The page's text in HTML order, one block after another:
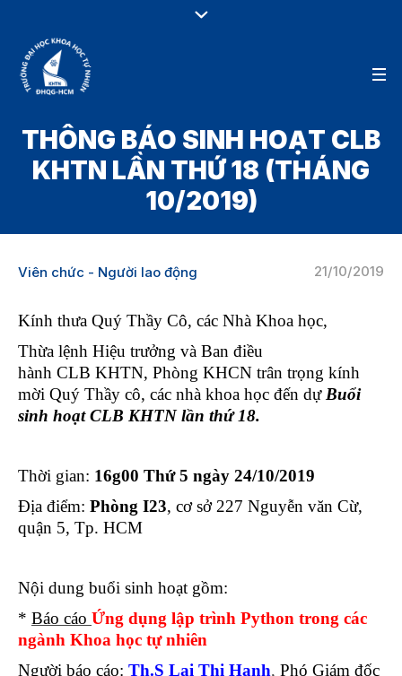
THÔNG BÁO SINH HOẠT CLB
KHTN LẦN THỨ 18 (THÁNG
10/2019)
21/10/2019
Viên chức - Người lao động
Kính thưa Quý Thầy Cô, các Nhà Khoa học,
Thừa lệnh Hiệu trưởng và Ban điều
hành CLB KHTN, Phòng KHCN trân trọng kính
mời Quý Thầy cô, các nhà khoa học đến dự Buổi
sinh hoạt CLB KHTN lần thứ 18.
Thời gian: 16g00 Thứ 5 ngày 24/10/2019
Địa điểm: Phòng I23, cơ sở 227 Nguyễn văn Cừ,
quận 5, Tp. HCM
Nội dung buổi sinh hoạt gồm:
* Báo cáo Ứng dụng lập trình Python trong các
ngành Khoa học tự nhiên
Người báo cáo: Th.S Lại Thị Hạnh, Phó Giám đốc